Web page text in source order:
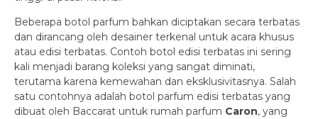
Beberapa botol parfum bahkan diciptakan secara terbatas
dan dirancang oleh desainer terkenal untuk acara khusus
atau edisi terbatas. Contoh botol edisi terbatas ini sering
kali menjadi barang koleksi yang sangat diminati,
terutama karena kemewahan dan eksklusivitasnya. Salah
satu contohnya adalah botol parfum edisi terbatas yang
dibuat oleh Baccarat untuk rumah parfum Caron, yang